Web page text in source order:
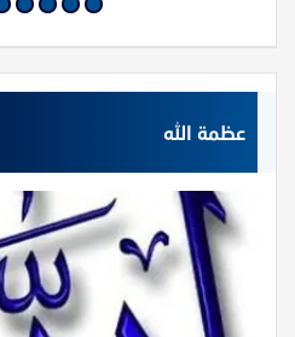
عظمة الله